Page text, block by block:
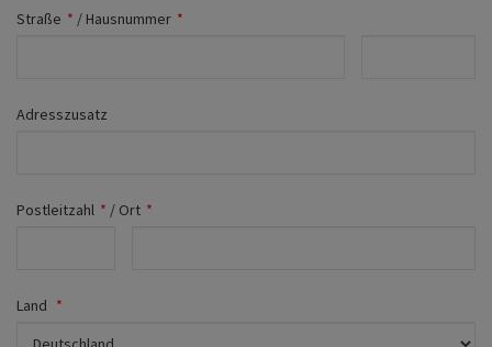
Straße * / Hausnummer *
Adresszusatz
Postleitzahl * / Ort *
Land *